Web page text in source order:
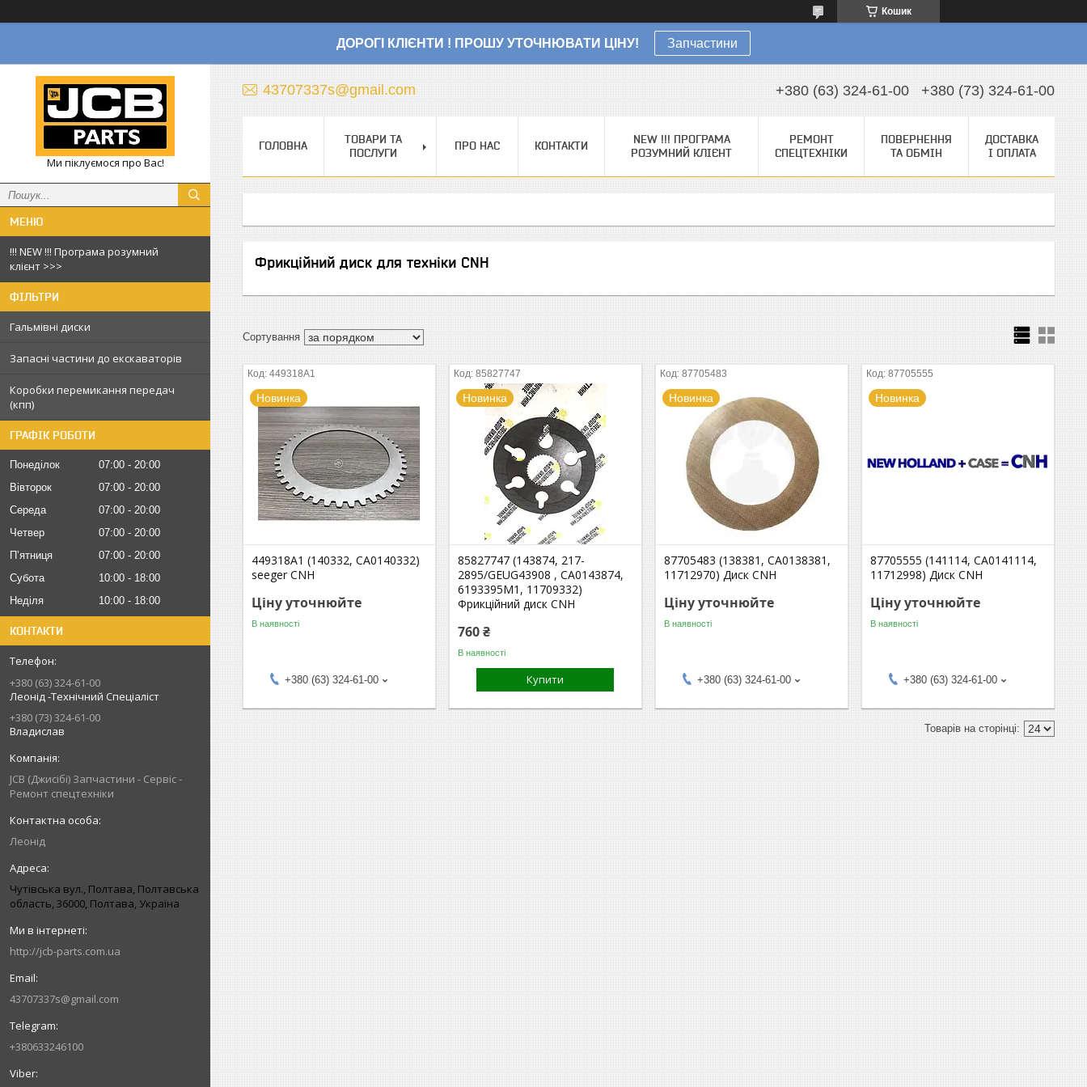
Кошик
ДОРОГІ КЛІЄНТИ ! ПРОШУ УТОЧНЮВАТИ ЦІНУ! Запчастини
Ми піклуємося про Вас!
!!! NEW !!! Програма розумний
клієнт >>>
ФІЛЬТРИ
Гальмівні диски
Запасні частини до екскаваторів
Коробки перемикання передач
(кпп)
ГРАФІК РОБОТИ
Понеділок 07:00
20:00
Вівторок
07:00
20:00
Середа
07:00
20:00
Четвер
07:00
20:00
Пʼятниця
07:00
20:00
Субота
10:00
18:00
Неділя
10:00 18:00
КОНТАКТИ
+380 (63) 324-61-00
Леонід -Технічний Спеціаліст
+380 (73) 324-61-00
Владислав
JCB (Джисібі) Запчастини - Сервіс -
Ремонт спецтехніки
Леонід
Чутівська вул., Полтава, Полтавська
область, 36000, Полтава, Україна
http://jcb-parts.com.ua
43707337s@gmail.com
+380633246100
43707337s@gmail.com +380 (63) 324-61-00 +380 (73) 324-61-00
ГОЛОВНА
ТОВАРИ ТА
ПОСЛУГИ
ПРО НАС КОНТАКТИ
NEW !!! ПРОГРАМА
РОЗУМНИЙ КЛІЄНТ
РЕМОНТ
СПЕЦТЕХНІКИ
ПОВЕРНЕННЯ
ТА ОБМІН
ДОСТАВКА
І ОПЛАТА
Фрикційний диск для техніки CNH
449318A1
Новинка
449318A1 (140332, CA0140332)
seeger CNH
Ціну уточнюйте
В наявності
+380 (63) 324-61-00
85827747
Новинка
85827747 (143874, 217-
2895/GEUG43908 , CA0143874,
6193395M1, 11709332)
Фрикційний диск CNH
760 ₴
В наявності
Купити
87705483
Новинка
87705483 (138381, CA0138381,
11712970) Диск CNH
Ціну уточнюйте
В наявності
+380 (63) 324-61-00
87705555
Новинка
87705555 (141114, CA0141114,
11712998) Диск CNH
Ціну уточнюйте
В наявності
+380 (63) 324-61-00